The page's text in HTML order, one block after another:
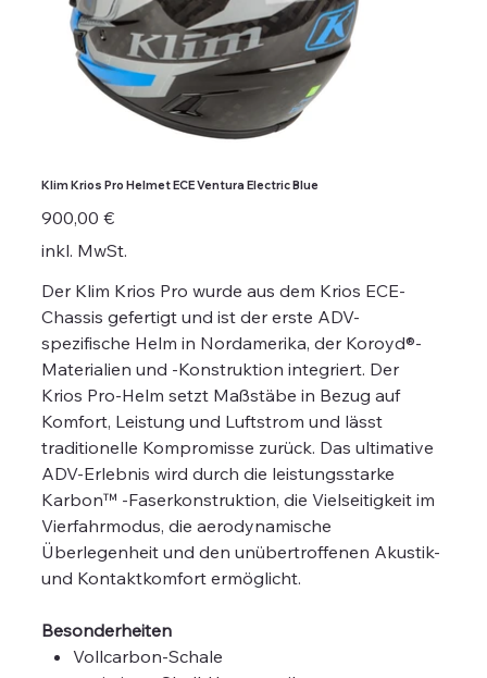
Klim Krios Pro Helmet ECE Ventura Electric Blue
Preis
900,00 €
inkl. MwSt.
Der Klim Krios Pro wurde aus dem Krios ECE-
Chassis gefertigt und ist der erste ADV-
spezifische Helm in Nordamerika, der Koroyd®-
Materialien und -Konstruktion integriert. Der
Krios Pro-Helm setzt Maßstäbe in Bezug auf
Komfort, Leistung und Luftstrom und lässt
traditionelle Kompromisse zurück. Das ultimative
ADV-Erlebnis wird durch die leistungsstarke
Karbon™ -Faserkonstruktion, die Vielseitigkeit im
Vierfahrmodus, die aerodynamische
Überlegenheit und den unübertroffenen Akustik-
und Kontaktkomfort ermöglicht.
Besonderheiten
Vollcarbon-Schale